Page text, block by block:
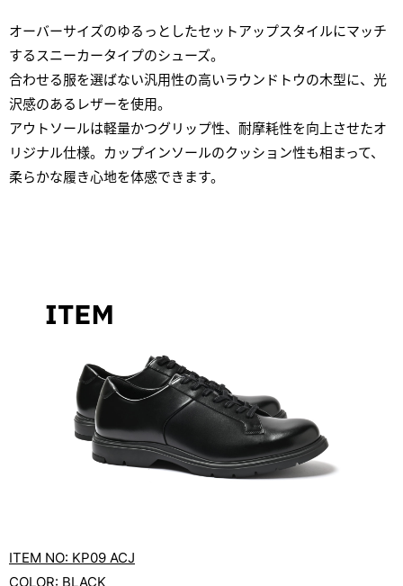
オーバーサイズのゆるっとしたセットアップスタイルにマッチ
するスニーカータイプのシューズ。
合わせる服を選ばない汎用性の高いラウンドトウの木型に、光
沢感のあるレザーを使用。
アウトソールは軽量かつグリップ性、耐摩耗性を向上させたオ
リジナル仕様。カップインソールのクッション性も相まって、
柔らかな履き心地を体感できます。
ITEM NO: KP09 ACJ
COLOR: BLACK